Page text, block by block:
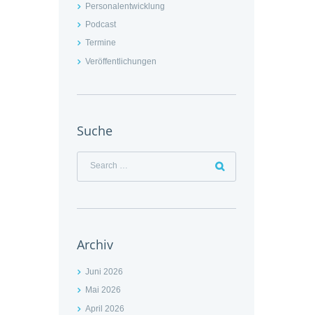
Personalentwicklung
Podcast
Termine
Veröffentlichungen
Suche
Archiv
Juni 2026
Mai 2026
April 2026